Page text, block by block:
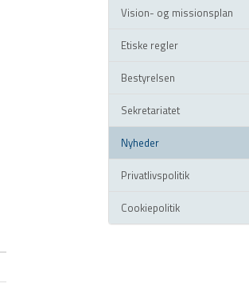
Vision- og missionsplan
Etiske regler
Bestyrelsen
Sekretariatet
Nyheder
Privatlivspolitik
Cookiepolitik